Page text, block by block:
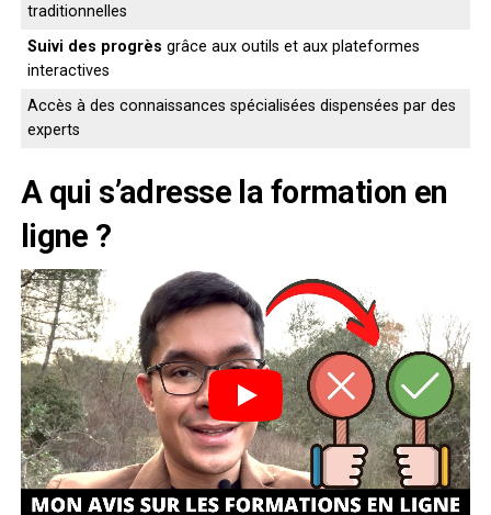
traditionnelles
Suivi des progrès grâce aux outils et aux plateformes
interactives
Accès à des connaissances spécialisées dispensées par des
experts
A qui s’adresse la formation en
ligne ?